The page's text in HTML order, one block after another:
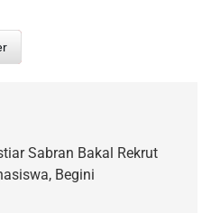
Sabran Bakal Rekrut
Begini